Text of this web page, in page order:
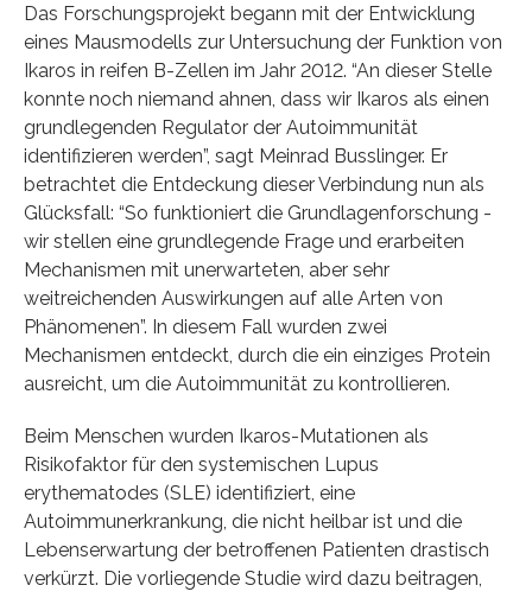
Das Forschungsprojekt begann mit der Entwicklung
eines Mausmodells zur Untersuchung der Funktion von
Ikaros in reifen B-Zellen im Jahr 2012. “An dieser Stelle
konnte noch niemand ahnen, dass wir Ikaros als einen
grundlegenden Regulator der Autoimmunität
identifizieren werden”, sagt Meinrad Busslinger. Er
betrachtet die Entdeckung dieser Verbindung nun als
Glücksfall: “So funktioniert die Grundlagenforschung -
wir stellen eine grundlegende Frage und erarbeiten
Mechanismen mit unerwarteten, aber sehr
weitreichenden Auswirkungen auf alle Arten von
Phänomenen”. In diesem Fall wurden zwei
Mechanismen entdeckt, durch die ein einziges Protein
ausreicht, um die Autoimmunität zu kontrollieren.
Beim Menschen wurden Ikaros-Mutationen als
Risikofaktor für den systemischen Lupus
erythematodes (SLE) identifiziert, eine
Autoimmunerkrankung, die nicht heilbar ist und die
Lebenserwartung der betroffenen Patienten drastisch
verkürzt. Die vorliegende Studie wird dazu beitragen,